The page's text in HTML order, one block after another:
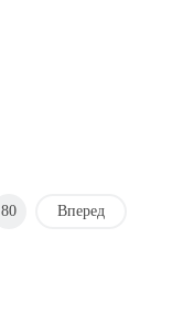
80 Вперед